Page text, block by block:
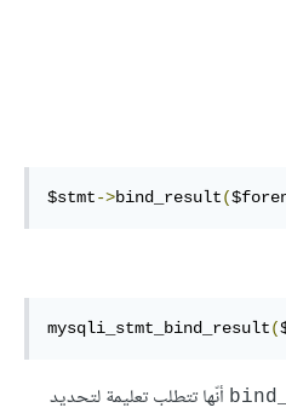
$stmt->bind_result(
mysqli_stmt_bind_result(
أنّها تتطلب تعليمة لتحديد